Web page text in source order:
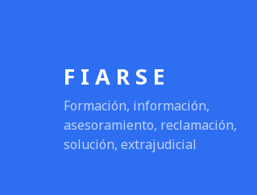
F I A R S E
Formación, información,
asesoramiento, reclamación,
solución, extrajudicial